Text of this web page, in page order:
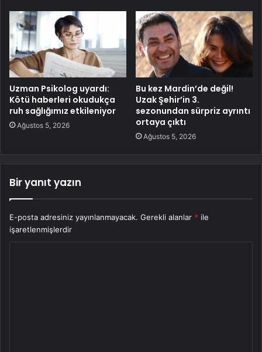
Uzman Psikolog uyardı:
Kötü haberleri okudukça
ruh sağlığımız etkileniyor
Ağustos 5, 2026
Bu kez Mardin’de değil!
Uzak Şehir’in 3.
sezonundan sürpriz ayrıntı
ortaya çıktı
Ağustos 5, 2026
Bir yanıt yazın
E-posta adresiniz yayınlanmayacak. Gerekli alanlar * ile
işaretlenmişlerdir